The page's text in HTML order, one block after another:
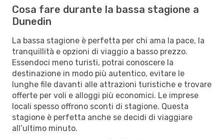
Cosa fare durante la bassa stagione a
Dunedin
La bassa stagione è perfetta per chi ama la pace, la
tranquillità e opzioni di viaggio a basso prezzo.
Essendoci meno turisti, potrai conoscere la
destinazione in modo più autentico, evitare le
lunghe file davanti alle attrazioni turistiche e trovare
offerte per voli e alloggi più economici. Le imprese
locali spesso offrono sconti di stagione. Questa
stagione è perfetta anche se decidi di viaggiare
all’ultimo minuto.